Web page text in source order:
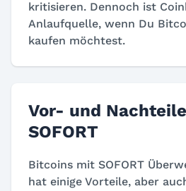
kritisieren. Dennoch ist
Anlaufquelle, wenn Du
kaufen möchtest.
Vor- und
SOFORT
Bitcoins mit SOFORT
hat einige Vorteile, aber